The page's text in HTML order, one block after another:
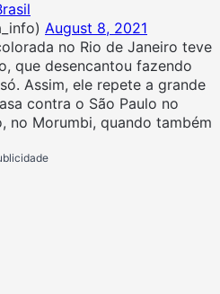
August 8, 2021
no Rio de Janeiro teve
que desencantou fazendo
Assim, ele repete a grande
contra o São Paulo no
no Morumbi, quando também